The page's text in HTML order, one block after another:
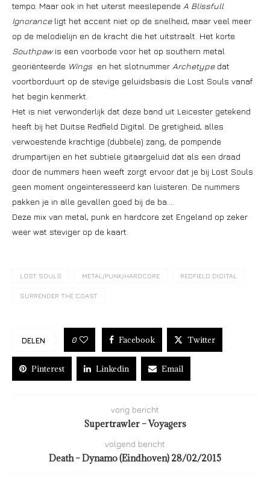
tempo. Maar ook in het uiterst meeslepende A Blissfull
Ignoranceligt het accent niet op de snelheid, maar veel meer
op de melodielijn en de kracht die het uitstraalt. Het korte
Southpawis een voorbode voor het op southern metal
georiënteerde Wings en het slotnummer Archetypedat
voortborduurt op de stevige geluidsbasis die Lost Souls vanaf
het begin kenmerkt.
Het is niet verwonderlijk dat deze band uit Leicester getekend
heeft bij het Duitse Redfield Digital. De gretigheid, alles
verwoestende krachtige (dubbele) zang, de pompende
drumpartijen en het subtiele gitaargeluid dat als een draad
door de nummers heen weeft zorgt ervoor dat je bij Lost Souls
geen moment ongeïnteresseerd kan luisteren. De nummers
pakken je in alle gevallen goed bij de ba….
Deze mix van metal, punk en hardcore zet Engeland op zeker
weer wat steviger op de kaart.
LOST SOULS METAL/PUNK/HARDCORE REDFIELD DIGITAL
SURRENDER THE COAST
DELEN 0 Facebook Twitter
Pinterest Linkedin Email
vorig bericht
Supertrawler – Voyagers
volgend bericht
Death – Dynamo (Eindhoven) 28/02/2015